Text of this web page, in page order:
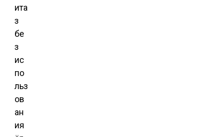
ита
з
бе
з
ис
по
льз
ов
ан
ия